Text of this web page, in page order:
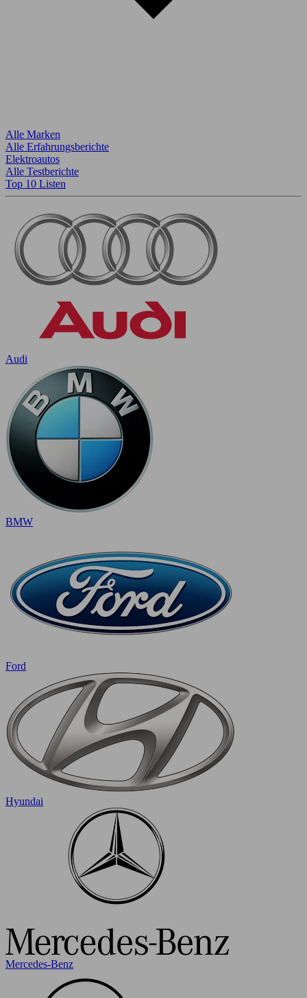
Alle Marken
Alle Erfahrungsberichte
Elektroautos
Alle Testberichte
Top 10 Listen
Audi
BMW
Ford
Hyundai
Mercedes-Benz